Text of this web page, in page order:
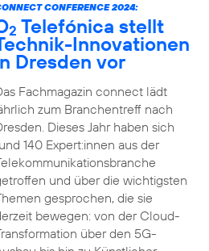
CONFERENCE 2024:
2 Telefónica stellt
Innovationen
Dresden vor
Fachmagazin connect lädt
zum Branchentreff nach
Dieses Jahr haben sich
140 Expert:innen aus der
und über die wichtigsten
gesprochen, die sie
bewegen: von der Cloud-
über den 5G-